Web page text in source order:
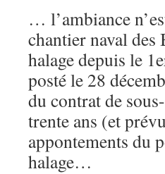
… l’ambiance
chantier naval des
halage depuis le
posté le 28
du contrat de
trente ans (et
appontements du
halage…